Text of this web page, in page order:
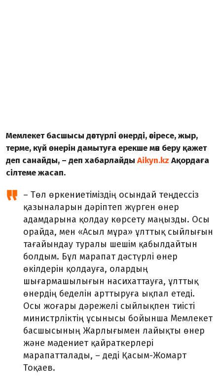
Мемлекет басшысы дәстүрлі өнерді, әсіресе, жыр,
терме, күй өнерін дамытуға ерекше мән беру қажет
деп санайды, – деп хабарлайды Aikyn.kz Ақордаға
сілтеме жасап.
– Төл өркениетіміздің осындай теңдессіз
қазыналарын дәріптеп жүрген өнер
адамдарына қолдау көрсету маңызды. Осы
орайда, мен «Асыл мұра» ұлттық сыйлығын
тағайындау туралы шешім қабылдайтын
болдым. Бұл марапат дәстүрлі өнер
өкілдерін қолдауға, олардың
шығармашылығын насихаттауға, ұлттық
өнердің беделін арттыруға ықпал етеді.
Осы жоғары дәрежелі сыйлықпен тиісті
министрліктің ұсынысы бойынша Мемлекет
басшысының Жарлығымен лайықты өнер
және мәдениет қайраткерлері
марапатталады, – деді Қасым-Жомарт
Тоқаев.